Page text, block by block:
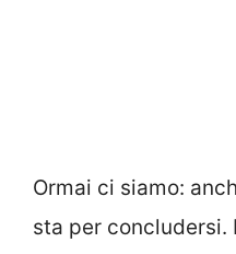
Ormai ci siamo:
sta per concludersi.